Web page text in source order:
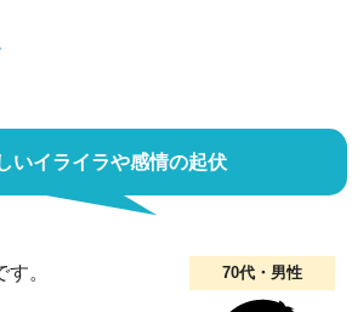
いイライラや感情の起伏
70代・男性
。